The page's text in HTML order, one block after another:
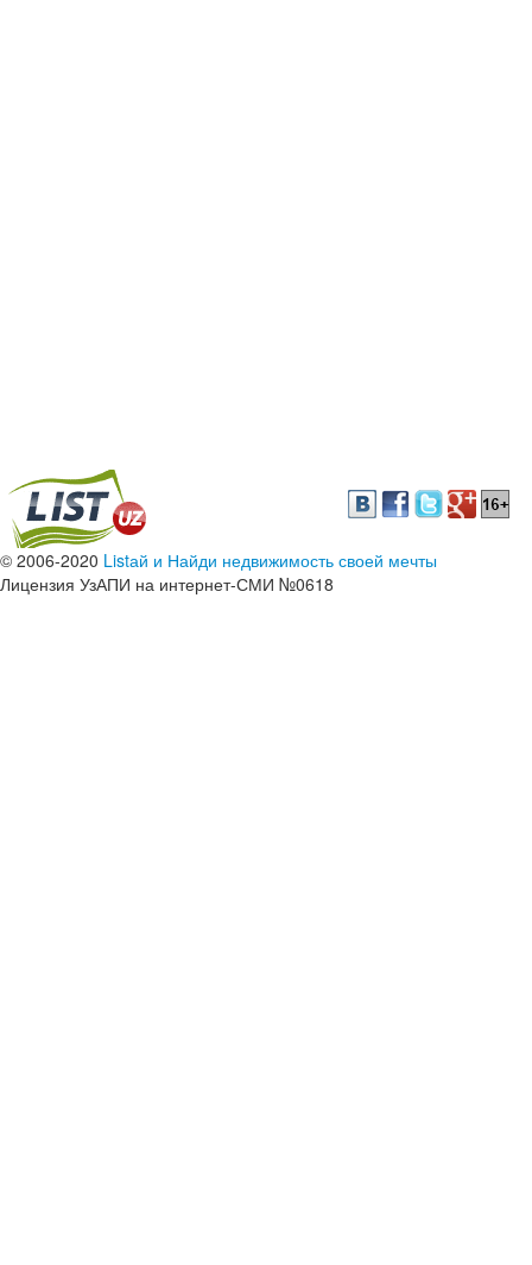
© 2006-2020 Listай и Найди недвижимость своей мечты
Лицензия УзАПИ на интернет-СМИ №0618